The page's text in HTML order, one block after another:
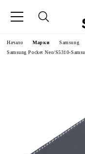
Начало Марки Samsung
Samsung Pocket Neo/S5310-